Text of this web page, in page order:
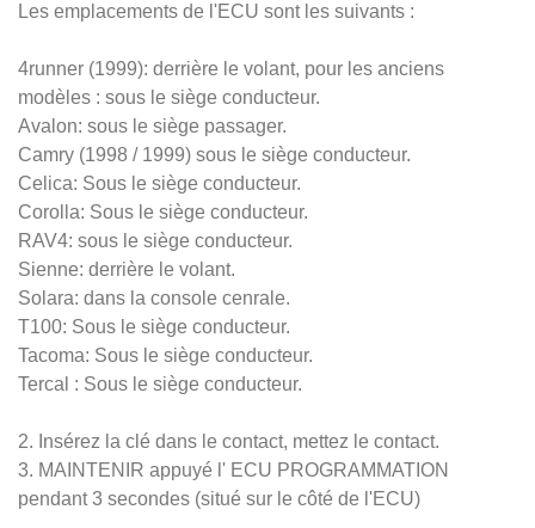
Les emplacements de l'ECU sont les suivants :
4runner (1999): derrière le volant, pour les anciens
modèles : sous le siège conducteur.
Avalon: sous le siège passager.
Camry (1998 / 1999) sous le siège conducteur.
Celica: Sous le siège conducteur.
Corolla: Sous le siège conducteur.
RAV4: sous le siège conducteur.
Sienne: derrière le volant.
Solara: dans la console cenrale.
T100: Sous le siège conducteur.
Tacoma: Sous le siège conducteur.
Tercal : Sous le siège conducteur.
2. Insérez la clé dans le contact, mettez le contact.
3. MAINTENIR appuyé l' ECU PROGRAMMATION
pendant 3 secondes (situé sur le côté de l'ECU)